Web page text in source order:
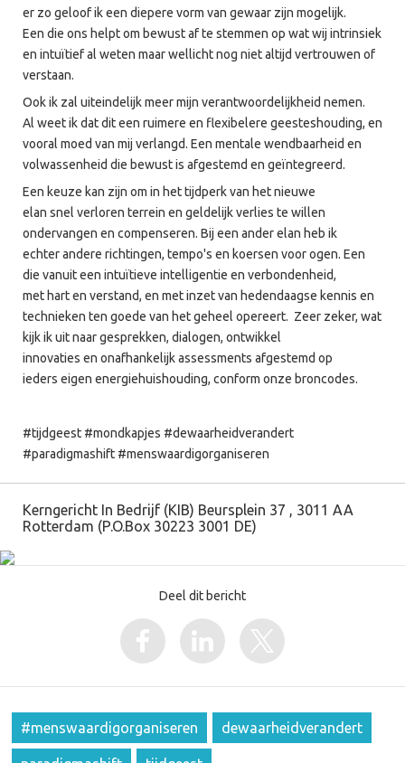
er zo geloof ik een diepere vorm van gewaar zijn mogelijk.
Een die ons helpt om bewust af te stemmen op wat wij intrinsiek
en intuïtief al weten maar wellicht nog niet altijd vertrouwen of
verstaan.
Ook ik zal uiteindelijk meer mijn verantwoordelijkheid nemen.
Al weet ik dat dit een ruimere en flexibelere geesteshouding, en
vooral moed van mij verlangd. Een mentale wendbaarheid en
volwassenheid die bewust is afgestemd en geïntegreerd.
Een keuze kan zijn om in het tijdperk van het nieuwe
elan snel verloren terrein en geldelijk verlies te willen
ondervangen en compenseren. Bij een ander elan heb ik
echter andere richtingen, tempo's en koersen voor ogen. Een
die vanuit een intuïtieve intelligentie en verbondenheid,
met hart en verstand, en met inzet van hedendaagse kennis en
technieken ten goede van het geheel opereert. Zeer zeker, wat
kijk ik uit naar gesprekken, dialogen, ontwikkel
innovaties en onafhankelijk assessments afgestemd op
ieders eigen energiehuishouding, conform onze broncodes.
#tijdgeest #mondkapjes #dewaarheidverandert
#paradigmashift #menswaardigorganiseren
Kerngericht In Bedrijf (KIB) Beursplein 37 , 3011 AA
Rotterdam (P.O.Box 30223 3001 DE)
Deel dit bericht
#menswaardigorganiseren dewaarheidverandert